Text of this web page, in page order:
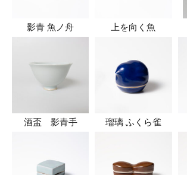
影青 魚ノ舟 上を向く魚
酒盃 影青手 瑠璃 ふくら雀